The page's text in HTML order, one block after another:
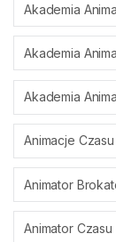
Akademia
Akademia
Akademia
Animacje
Animator
Animator